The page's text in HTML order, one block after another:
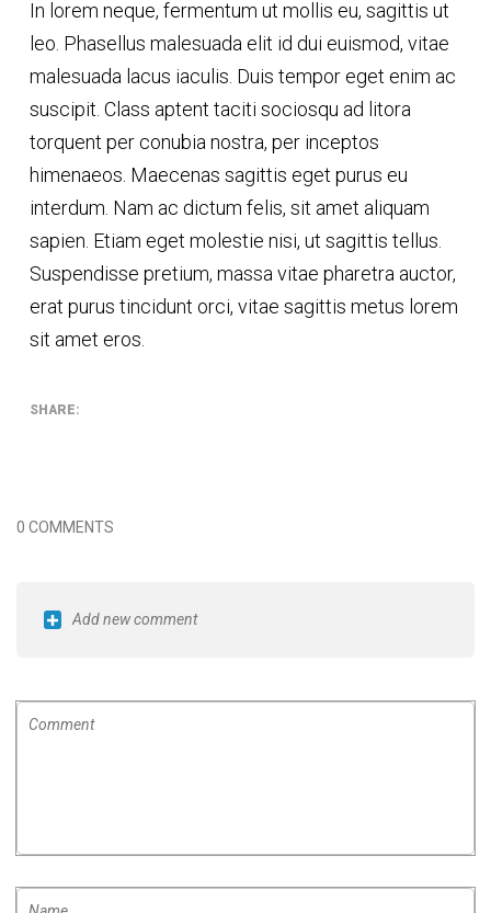
In lorem neque, fermentum ut mollis eu, sagittis ut
leo. Phasellus malesuada elit id dui euismod, vitae
malesuada lacus iaculis. Duis tempor eget enim ac
suscipit. Class aptent taciti sociosqu ad litora
torquent per conubia nostra, per inceptos
himenaeos. Maecenas sagittis eget purus eu
interdum. Nam ac dictum felis, sit amet aliquam
sapien. Etiam eget molestie nisi, ut sagittis tellus.
Suspendisse pretium, massa vitae pharetra auctor,
erat purus tincidunt orci, vitae sagittis metus lorem
sit amet eros.
SHARE:
0 COMMENTS
Add new comment